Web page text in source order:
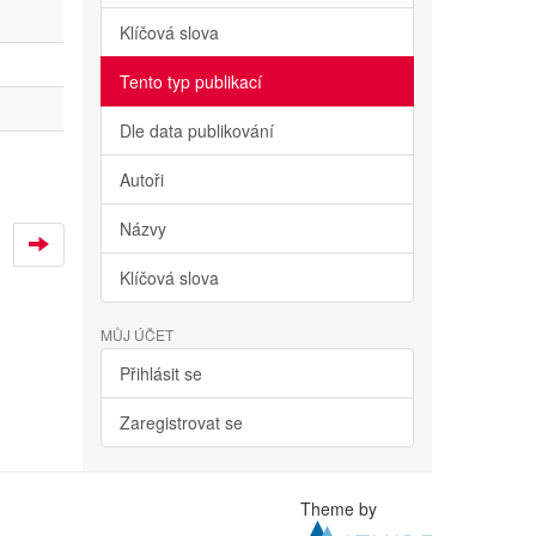
Klíčová slova
Tento typ publikací
Dle data publikování
Autoři
Názvy
Klíčová slova
MŮJ ÚČET
Přihlásit se
Zaregistrovat se
Theme by